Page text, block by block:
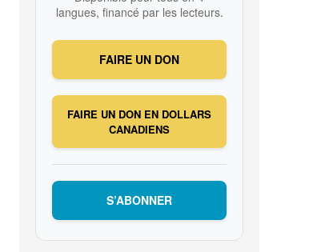
langues, financé par les lecteurs.
FAIRE UN DON
FAIRE UN DON EN DOLLARS
CANADIENS
S’ABONNER